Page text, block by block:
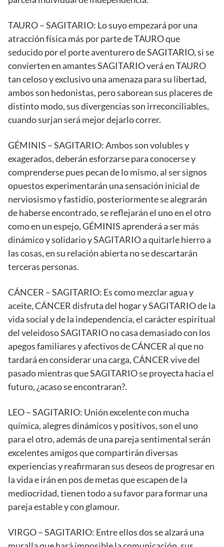
TAURO – SAGITARIO: Lo suyo empezará por una
atracción física más por parte de TAURO que
seducido por el porte aventurero de SAGITARIO, si se
convierten en amantes SAGITARIO verá en TAURO
tan celoso y exclusivo una amenaza para su libertad,
ambos son hedonistas, pero saborean sus placeres de
distinto modo, sus divergencias son irreconciliables,
cuando surjan será mejor dejarlo correr.
GÉMINIS – SAGITARIO: Ambos son volubles y
exagerados, deberán esforzarse para conocerse y
comprenderse pues pecan de lo mismo, al ser signos
opuestos experimentarán una sensación inicial de
nerviosismo y fastidio, posteriormente se alegrarán
de haberse encontrado, se reflejarán el uno en el otro
como en un espejo, GÉMINIS aprenderá a ser más
dinámico y solidario y SAGITARIO a quitarle hierro a
las cosas, en su relación abierta no se descartarán
terceras personas.
CÁNCER – SAGITARIO: Es como mezclar agua y
aceite, CÁNCER disfruta del hogar y SAGITARIO de la
vida social y de la independencia, el carácter espiritual
del veleidoso SAGITARIO no casa demasiado con los
apegos familiares y afectivos de CÁNCER al que no
tardará en considerar una carga, CÁNCER vive del
pasado mientras que SAGITARIO se proyecta hacia el
futuro, ¿acaso se encontraran?.
LEO – SAGITARIO: Unión excelente con mucha
química, alegres dinámicos y positivos, son el uno
para el otro, además de una pareja sentimental serán
excelentes amigos que compartirán diversas
experiencias y reafirmaran sus deseos de progresar en
la vida e irán en pos de metas que escapen de la
mediocridad, tienen todo a su favor para formar una
pareja estable y con glamour.
VIRGO – SAGITARIO: Entre ellos dos se alzará una